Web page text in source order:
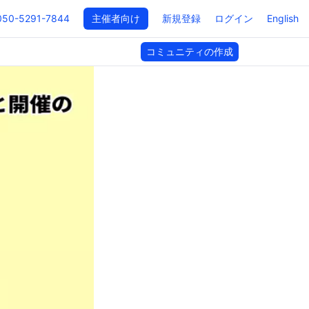
5291-7844 主催者向け 新規登録 ログイン English
コミュニティの作成